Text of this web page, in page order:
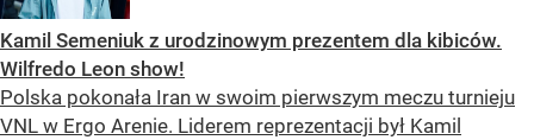
Kamil Semeniuk z urodzinowym prezentem dla kibiców.
Wilfredo Leon show!
Polska pokonała Iran w swoim pierwszym meczu turnieju
VNL w Ergo Arenie. Liderem reprezentacji był Kamil